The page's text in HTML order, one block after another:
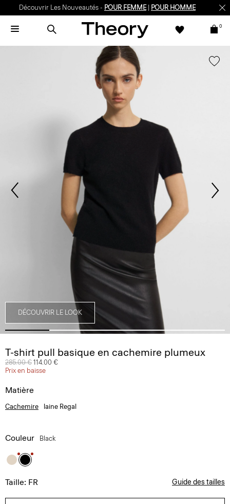
Découvrir Les Nouveautés - POUR FEMME POUR HOMME
0
DÉCOUVRIR LE LOOK
T-shirt pull basique en cachemire plumeux
Prix réduit de
285.00 € à114.00 €
Prix en baisse
Matière
Cachemire laine Regal
Couleur Black
Taille: FR Guide des tailles